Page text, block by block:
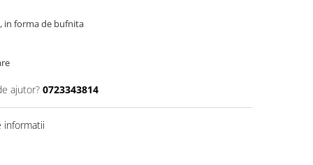
in forma de bufnita
ajutor? 0723343814
informatii